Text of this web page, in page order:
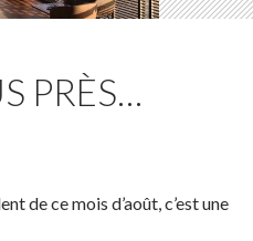
PRÈS…
de ce mois d’août, c’est une